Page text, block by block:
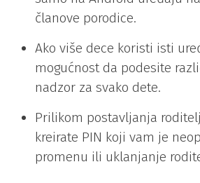
članove porodice.
Ako više dece koristi isti
mogućnost da podesite
nadzor za svako dete.
Prilikom postavljanja
kreirate PIN koji vam je
promenu ili uklanjanje